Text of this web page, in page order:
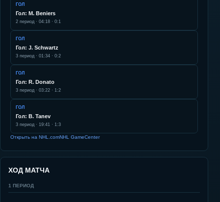
ГОЛ
Гол: M. Beniers
2 период · 04:18 · 0:1
ГОЛ
Гол: J. Schwartz
3 период · 01:34 · 0:2
ГОЛ
Гол: R. Donato
3 период · 03:22 · 1:2
ГОЛ
Гол: B. Tanev
3 период · 19:41 · 1:3
Открыть на NHL.comNHL GameCenter
ХОД МАТЧА
1 ПЕРИОД